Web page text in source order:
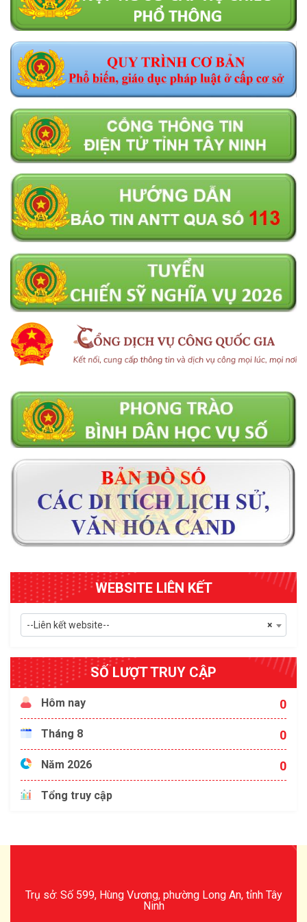
WEBSITE LIÊN KẾT
×
--Liên kết website--
SỐ LƯỢT TRUY CẬP
Hôm nay 0
Tháng 8 0
Năm 2026 0
Tổng truy cập
Trụ sở: Số 599, Hùng Vương, phường Long An, tỉnh Tây
Ninh